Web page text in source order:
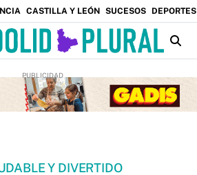
CASTILLA Y LEÓN SUCESOS DEPORTES
Y DIVERTIDO